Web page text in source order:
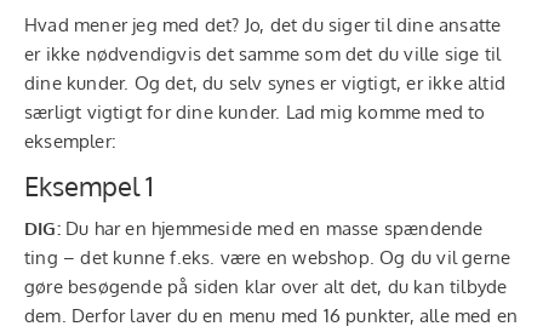
Hvad mener jeg med det? Jo, det du siger til dine ansatte
er ikke nødvendigvis det samme som det du ville sige til
dine kunder. Og det, du selv synes er vigtigt, er ikke altid
særligt vigtigt for dine kunder. Lad mig komme med to
eksempler:
Eksempel 1
DIG:Du har en hjemmeside med en masse spændende
ting – det kunne f.eks. være en webshop. Og du vil gerne
gøre besøgende på siden klar over alt det, du kan tilbyde
dem. Derfor laver du en menu med 16 punkter, alle med en